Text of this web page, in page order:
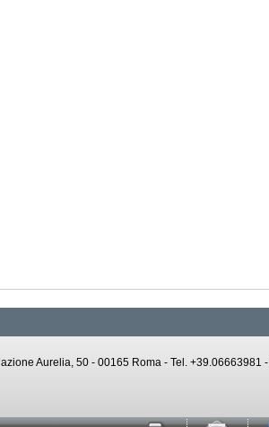
Aurelia, 50 - 00165 Roma - Tel. +39.06663981 -